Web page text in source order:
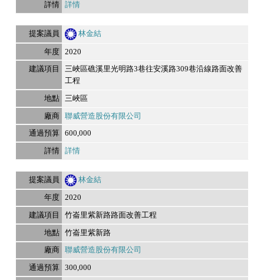
詳情
林金結
2020
三峽區礁溪里光明路3巷往安溪路309巷沿線路面改善
工程
三峽區
聯威營造股份有限公司
600,000
詳情
林金結
2020
竹崙里紫新路路面改善工程
竹崙里紫新路
聯威營造股份有限公司
300,000